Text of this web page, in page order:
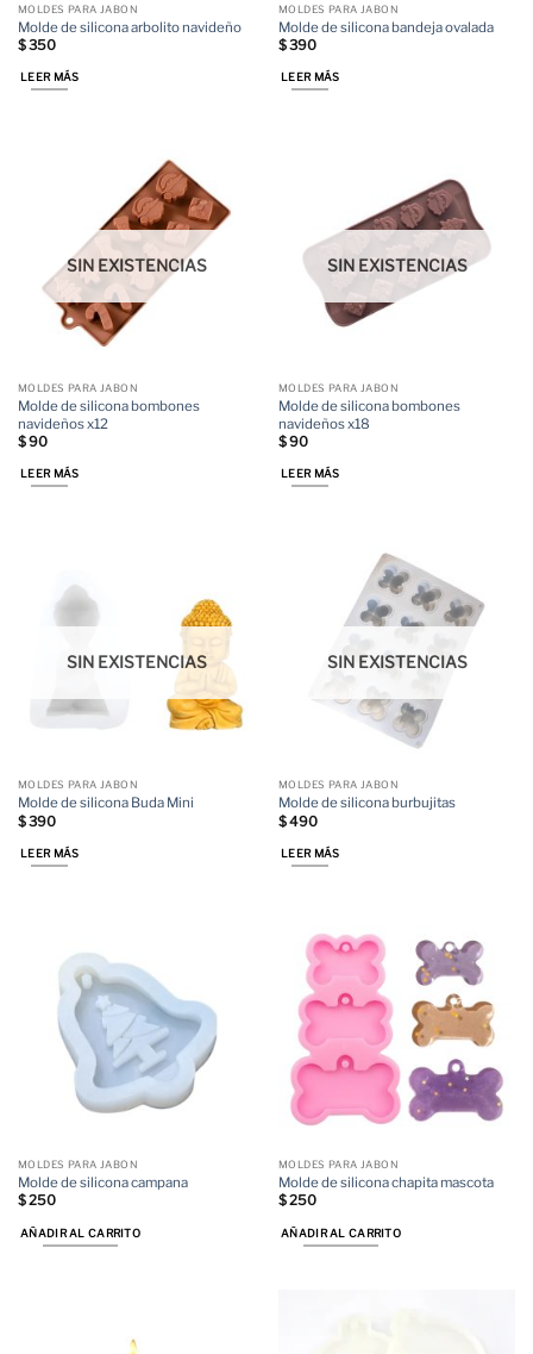
MOLDES PARA JABON
Molde de silicona arbolito navideño
$350
LEER MÁS
MOLDES PARA JABON
Molde de silicona bandeja ovalada
$390
LEER MÁS
SIN EXISTENCIAS
MOLDES PARA JABON
Molde de silicona bombones
navideños x12
$90
LEER MÁS
SIN EXISTENCIAS
MOLDES PARA JABON
Molde de silicona bombones
navideños x18
$90
LEER MÁS
SIN EXISTENCIAS
MOLDES PARA JABON
Molde de silicona Buda Mini
$390
LEER MÁS
SIN EXISTENCIAS
MOLDES PARA JABON
Molde de silicona burbujitas
$490
LEER MÁS
MOLDES PARA JABON
Molde de silicona campana
$250
AÑADIR AL CARRITO
MOLDES PARA JABON
Molde de silicona chapita mascota
$250
AÑADIR AL CARRITO